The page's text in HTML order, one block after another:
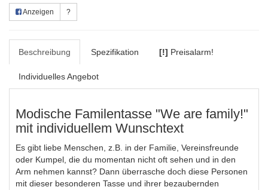
Anzeigen ?
Beschreibung Spezifikation [!] Preisalarm!
Individuelles Angebot
Modische Familentasse "We are family!"
mit individuellem Wunschtext
Es gibt liebe Menschen, z.B. in der Familie, Vereinsfreunde
oder Kumpel, die du momentan nicht oft sehen und in den
Arm nehmen kannst? Dann überrasche doch diese Personen
mit dieser besonderen Tasse und ihrer bezaubernden